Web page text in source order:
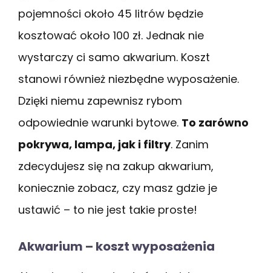
pojemności około 45 litrów będzie
kosztować około 100 zł. Jednak nie
wystarczy ci samo akwarium. Koszt
stanowi również niezbędne wyposażenie.
Dzięki niemu zapewnisz rybom
odpowiednie warunki bytowe. To zarówno
pokrywa, lampa, jak i filtry. Zanim
zdecydujesz się na zakup akwarium,
koniecznie zobacz, czy masz gdzie je
ustawić – to nie jest takie proste!
Akwarium – koszt wyposażenia